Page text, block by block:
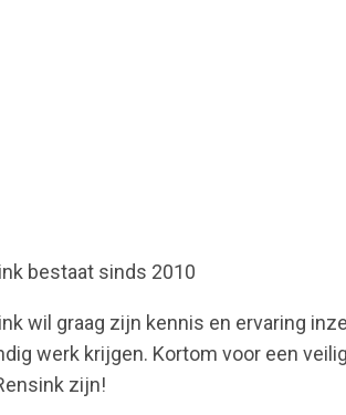
bestaat sinds 2010
wil graag zijn kennis en ervaring
werk krijgen. Kortom voor een
zijn!